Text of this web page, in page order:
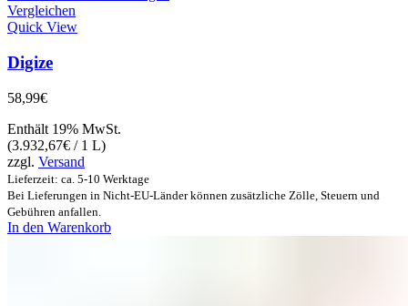
Vergleichen
Quick View
Digize
58,99€
Enthält 19% MwSt.
(3.932,67€ / 1 L)
zzgl. Versand
Lieferzeit: ca. 5-10 Werktage
Bei Lieferungen in Nicht-EU-Länder können zusätzliche Zölle, Steuern und
Gebühren anfallen.
In den Warenkorb